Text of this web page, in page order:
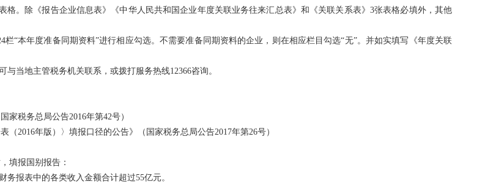
。除《报告企业信息表》《中华人民共和国企业年度关联业务往来汇总表》和《关联关系表》3张表格必填外，其他
本年度准备同期资料”进行相应勾选。不需要准备同期资料的企业，则在相应栏目勾选“无”。并如实填写《年度关联
当地主管税务机关联系，或拨打服务热线12366咨询。
税务总局公告2016年第42号）
年版）〉填报口径的公告》（国家税务总局公告2017年第26号）
填报国别报告：
报表中的各类收入金额合计超过55亿元。